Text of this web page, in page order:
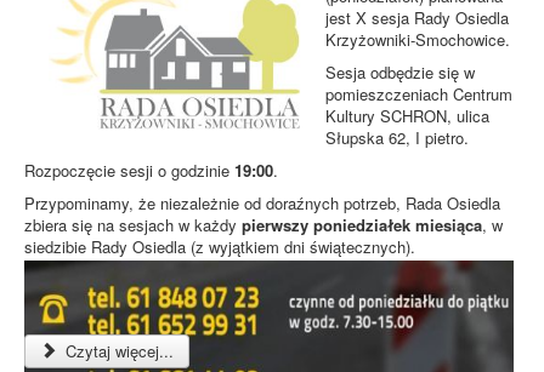
jest X sesja Rady Osiedla
Krzyżowniki-Smochowice.
Sesja odbędzie się w
pomieszczeniach Centrum
Kultury SCHRON, ulica
Słupska 62, I pietro.
Rozpoczęcie sesji o godzinie 19:00.
Przypominamy, że niezależnie od doraźnych potrzeb, Rada Osiedla
zbiera się na sesjach w każdy pierwszy poniedziałek miesiąca, w
siedzibie Rady Osiedla (z wyjątkiem dni świątecznych).
Czytaj więcej...